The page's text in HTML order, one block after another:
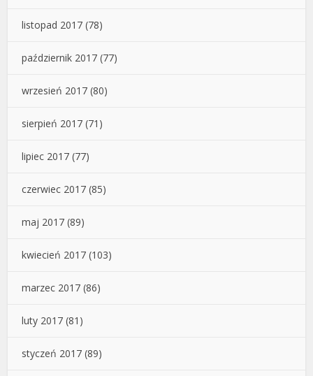
listopad 2017 (78)
październik 2017 (77)
wrzesień 2017 (80)
sierpień 2017 (71)
lipiec 2017 (77)
czerwiec 2017 (85)
maj 2017 (89)
kwiecień 2017 (103)
marzec 2017 (86)
luty 2017 (81)
styczeń 2017 (89)